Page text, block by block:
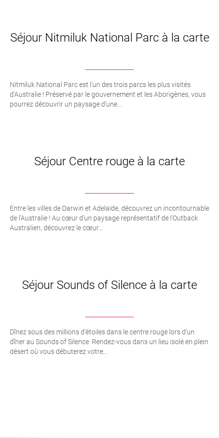
Séjour Nitmiluk National Parc à la carte
Nitmiluk National Parc est l’un des trois parcs les plus visités
d’Australie ! Préservé par le gouvernement et les Aborigènes, vous
pourrez découvrir un paysage d’une...
Séjour Centre rouge à la carte
Entre les villes de Darwin et Adelaïde, découvrez un incontournable
de l’Australie ! Au cœur d’un paysage représentatif de l’Outback
Australien, découvrez le cœur...
Séjour Sounds of Silence à la carte
Dînez sous des millions d’étoiles dans le centre rouge lors d’un
dîner au Sounds of Silence. Rendez-vous dans un lieu isolé en plein
désert où vous débuterez votre...